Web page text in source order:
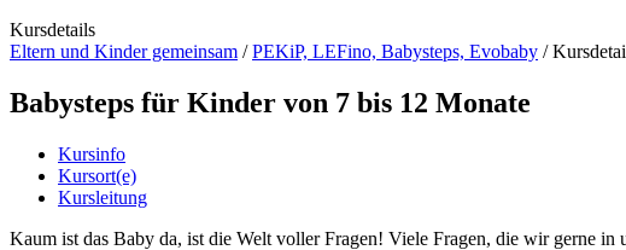
Kursdetails
Eltern und Kinder gemeinsam /PEKiP, LEFino, Babysteps, Evobaby /
Babysteps für Kinder von 7 bis 12 Monate
Kursinfo
Kursort(e)
Kursleitung
Kaum ist das Baby da, ist die Welt voller Fragen! Viele Fragen, die wir gerne in